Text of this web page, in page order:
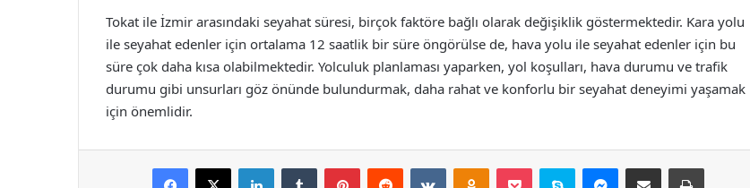
Tokat ile İzmir arasındaki seyahat süresi, birçok faktöre bağlı olarak değişiklik göstermektedir. Kara yolu
ile seyahat edenler için ortalama 12 saatlik bir süre öngörülse de, hava yolu ile seyahat edenler için bu
süre çok daha kısa olabilmektedir. Yolculuk planlaması yaparken, yol koşulları, hava durumu ve trafik
durumu gibi unsurları göz önünde bulundurmak, daha rahat ve konforlu bir seyahat deneyimi yaşamak
için önemlidir.
Facebook
X LinkedInTumblr PinterestReddit VKontakteOdnoklassniki
Pocket Skype Messenger
E-Posta ile paylaş Yazdır